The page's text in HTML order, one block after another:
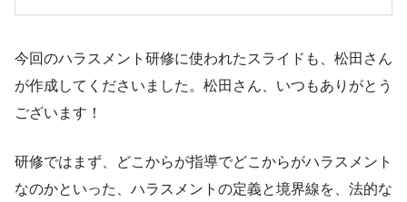
今回のハラスメント研修に使われたスライドも、松田さん
が作成してくださいました。松田さん、いつもありがとう
ございます！
研修ではまず、どこからが指導でどこからがハラスメント
なのかといった、ハラスメントの定義と境界線を、法的な